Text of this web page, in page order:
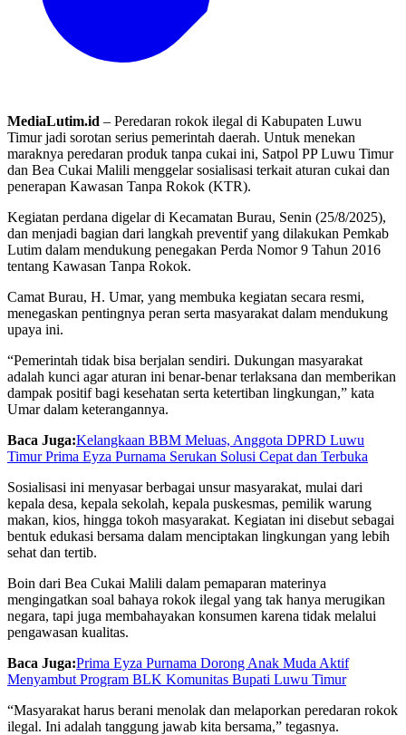
MediaLutim.id – Peredaran rokok ilegal di Kabupaten Luwu
Timur jadi sorotan serius pemerintah daerah. Untuk menekan
maraknya peredaran produk tanpa cukai ini, Satpol PP Luwu Timur
dan Bea Cukai Malili menggelar sosialisasi terkait aturan cukai dan
penerapan Kawasan Tanpa Rokok (KTR).
Kegiatan perdana digelar di Kecamatan Burau, Senin (25/8/2025),
dan menjadi bagian dari langkah preventif yang dilakukan Pemkab
Lutim dalam mendukung penegakan Perda Nomor 9 Tahun 2016
tentang Kawasan Tanpa Rokok.
Camat Burau, H. Umar, yang membuka kegiatan secara resmi,
menegaskan pentingnya peran serta masyarakat dalam mendukung
upaya ini.
“Pemerintah tidak bisa berjalan sendiri. Dukungan masyarakat
adalah kunci agar aturan ini benar-benar terlaksana dan memberikan
dampak positif bagi kesehatan serta ketertiban lingkungan,” kata
Umar dalam keterangannya.
Baca Juga:Kelangkaan BBM Meluas, Anggota DPRD Luwu
Timur Prima Eyza Purnama Serukan Solusi Cepat dan Terbuka
Sosialisasi ini menyasar berbagai unsur masyarakat, mulai dari
kepala desa, kepala sekolah, kepala puskesmas, pemilik warung
makan, kios, hingga tokoh masyarakat. Kegiatan ini disebut sebagai
bentuk edukasi bersama dalam menciptakan lingkungan yang lebih
sehat dan tertib.
Boin dari Bea Cukai Malili dalam pemaparan materinya
mengingatkan soal bahaya rokok ilegal yang tak hanya merugikan
negara, tapi juga membahayakan konsumen karena tidak melalui
pengawasan kualitas.
Baca Juga:Prima Eyza Purnama Dorong Anak Muda Aktif
Menyambut Program BLK Komunitas Bupati Luwu Timur
“Masyarakat harus berani menolak dan melaporkan peredaran rokok
ilegal. Ini adalah tanggung jawab kita bersama,” tegasnya.